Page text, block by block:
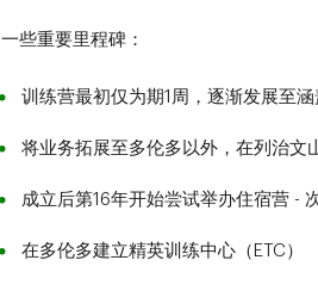
一些重要里程碑：
训练营最初仅为期1周，逐渐发展至
将业务拓展至多伦多以外，在列治文
成立后第16年开始尝试举办住宿营 -
在多伦多建立精英训练中心（ETC）